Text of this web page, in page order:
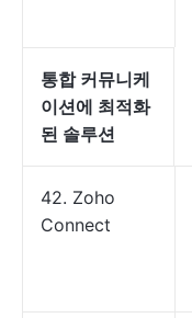
통합 커뮤니케
이션에 최적화
된 솔루션
42. Zoho
Connect